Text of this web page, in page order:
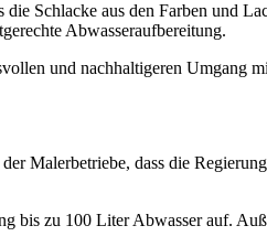
Schlacke aus den Farben und
Abwasseraufbereitung.
und nachhaltigeren Umgang
Malerbetriebe, dass die
bis zu 100 Liter Abwasser auf.